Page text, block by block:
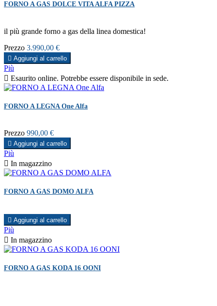
FORNO A GAS DOLCE VITA ALFA PIZZA
il più grande forno a gas della linea domestica!
Prezzo 3.990,00 €
 Aggiungi al carrello
Più
 Esaurito online. Potrebbe essere disponibile in sede.
FORNO A LEGNA One Alfa
Prezzo 990,00 €
 Aggiungi al carrello
Più
 In magazzino
FORNO A GAS DOMO ALFA
 Aggiungi al carrello
Più
 In magazzino
FORNO A GAS KODA 16 OONI